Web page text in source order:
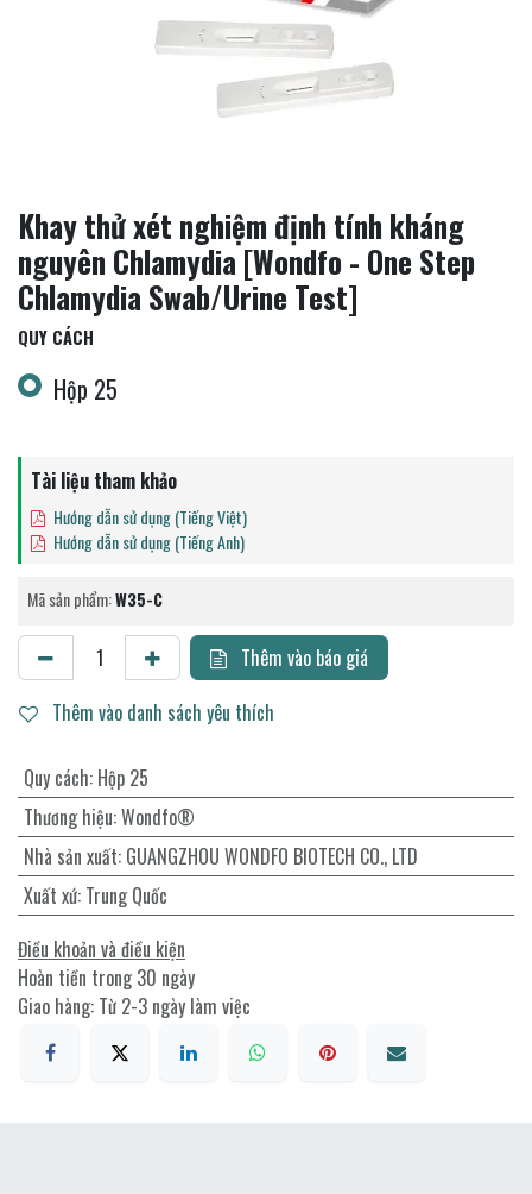
Khay thử xét nghiệm định tính kháng
nguyên Chlamydia [Wondfo - One Step
Chlamydia Swab/Urine Test]
QUY CÁCH
Hộp 25
Tài liệu tham khảo
Hướng dẫn sử dụng (Tiếng Việt)
Hướng dẫn sử dụng (Tiếng Anh)
Mã sản phẩm:W35-C
Thêm vào báo giá
Thêm vào danh sách yêu thích
Quy cách: Hộp 25
Thương hiệu:Wondfo®
Nhà sản xuất: GUANGZHOU WONDFO BIOTECH CO., LTD
Xuất xứ: Trung Quốc
Điều khoản và điều kiện
Hoàn tiền trong 30 ngày
Giao hàng: Từ 2-3 ngày làm việc